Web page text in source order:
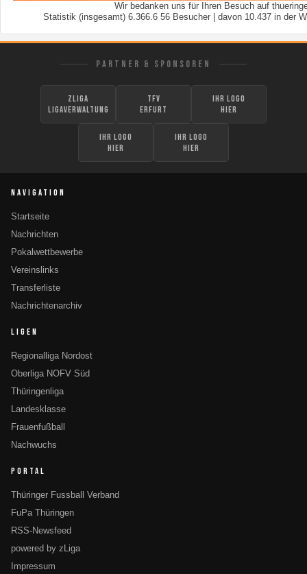
Wir bedanken uns für Ihren Besuch auf
Statistik (insgesamt) 6.366.6 56 Besucher | davon 10.437 in der
PARTNER & SPONSOREN
zLiga
Ligaverwaltung
TFV
Erfurt
Ihr Logo
hier
Ihr Logo
hier
Ihr Logo
hier
NAVIGATION
Startseite
Nachrichten
Pokalwettbewerbe
Vereinslinks
Transferliste
Nachrichtenarchiv
LIGEN
Regionalliga Nordost
Oberliga NOFV Süd
Thüringenliga
Landesklasse
Frauenfußball
Nachwuchs
PORTAL
Thüringer Fussball Verband
FuPa Thüringen
RSS-Newsfeed
powered by zLiga
Impressum